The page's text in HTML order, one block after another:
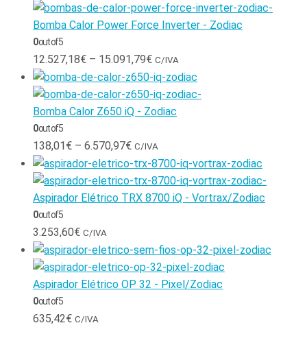
Bomba Calor Power Force Inverter - Zodiac
0out of 5
12.527,18€ – 15.091,79€ C/IVA
Bomba Calor Z650 iQ - Zodiac
0out of 5
138,01 € – 6.570,97€ C/IVA
Aspirador Elétrico TRX 8700 iQ - Vortrax/Zodiac
0out of 5
3.253,60€ C/IVA
Aspirador Elétrico OP 32 - Pixel/Zodiac
0out of 5
635,42€ C/IVA